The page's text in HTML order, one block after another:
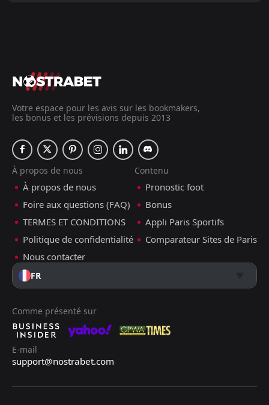
Votre espace pour les avis sur les bookmakers,
les bonus et les prévisions depuis 2013
À propos de nous
À propos de nous
Foire aux questions (FAQ)
TERMES ET CONDITIONS
Politique de confidentialité
Nous contacter
Contenu
Pronostic foot
Bonus
Appli Paris Sportifs
Comparateur Sites de Paris
FR
Comme présenté sur
E-mail
support@nostrabet.com